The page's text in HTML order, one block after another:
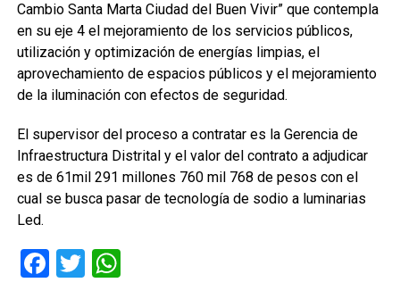
Cambio Santa Marta Ciudad del Buen Vivir” que contempla
en su eje 4 el mejoramiento de los servicios públicos,
utilización y optimización de energías limpias, el
aprovechamiento de espacios públicos y el mejoramiento
de la iluminación con efectos de seguridad.
El supervisor del proceso a contratar es la Gerencia de
Infraestructura Distrital y el valor del contrato a adjudicar
es de 61mil 291 millones 760 mil 768 de pesos con el
cual se busca pasar de tecnología de sodio a luminarias
Led.
Facebook
TwitterWhatsApp